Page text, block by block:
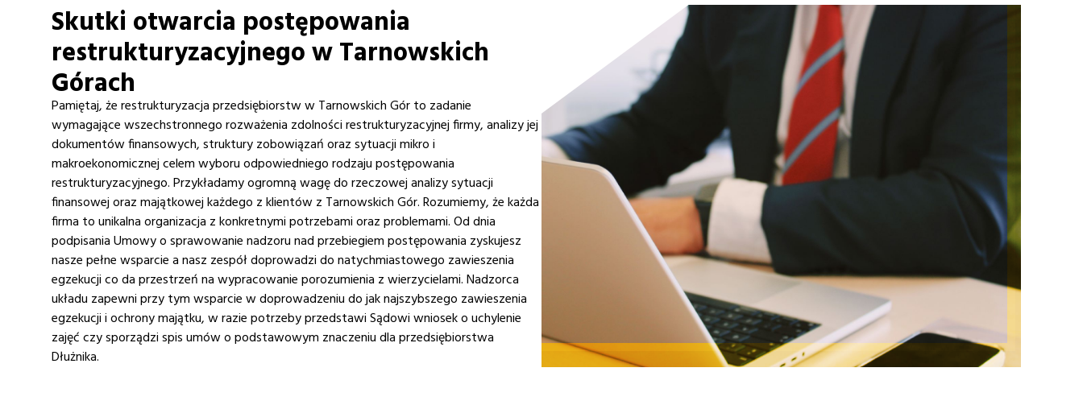
Skutki otwarcia postępowania
restrukturyzacyjnego w Tarnowskich
Górach
Pamiętaj, że restrukturyzacja przedsiębiorstw w Tarnowskich Gór to zadanie
wymagające wszechstronnego rozważenia zdolności restrukturyzacyjnej firmy, analizy jej
dokumentów finansowych, struktury zobowiązań oraz sytuacji mikro i
makroekonomicznej celem wyboru odpowiedniego rodzaju postępowania
restrukturyzacyjnego. Przykładamy ogromną wagę do rzeczowej analizy sytuacji
finansowej oraz majątkowej każdego z klientów z Tarnowskich Gór. Rozumiemy, że każda
firma to unikalna organizacja z konkretnymi potrzebami oraz problemami. Od dnia
podpisania Umowy o sprawowanie nadzoru nad przebiegiem postępowania zyskujesz
nasze pełne wsparcie a nasz zespół doprowadzi do natychmiastowego zawieszenia
egzekucji co da przestrzeń na wypracowanie porozumienia z wierzycielami. Nadzorca
układu zapewni przy tym wsparcie w doprowadzeniu do jak najszybszego zawieszenia
egzekucji i ochrony majątku, w razie potrzeby przedstawi Sądowi wniosek o uchylenie
zajęć czy sporządzi spis umów o podstawowym znaczeniu dla przedsiębiorstwa
Dłużnika.